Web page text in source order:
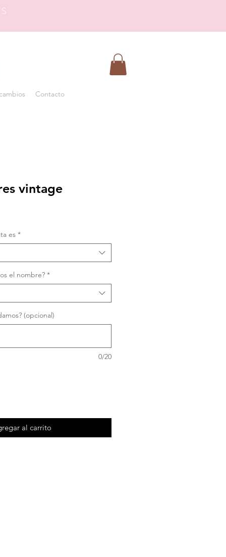
Contacto
vintage
es *
el nombre? *
(opcional)
0/20
al carrito